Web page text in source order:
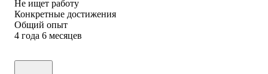
Не ищет работу
Конкретные достижения
Общий опыт
4 года 6 месяцев